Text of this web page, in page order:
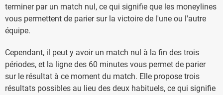
terminer par un match nul, ce qui signifie que les moneylines
vous permettent de parier sur la victoire de l'une ou l'autre
équipe.
Cependant, il peut y avoir un match nul à la fin des trois
périodes, et la ligne des 60 minutes vous permet de parier
sur le résultat à ce moment du match. Elle propose trois
résultats possibles au lieu des deux habituels, ce qui signifie